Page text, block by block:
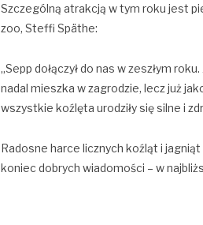
Szczególną atrakcją w tym roku jest
zoo, Steffi Späthe:
„Sepp dołączył do nas w zeszłym
nadal mieszka w zagrodzie, lecz już
wszystkie koźlęta urodziły się silne i
Radosne harce licznych koźląt i
koniec dobrych wiadomości – w